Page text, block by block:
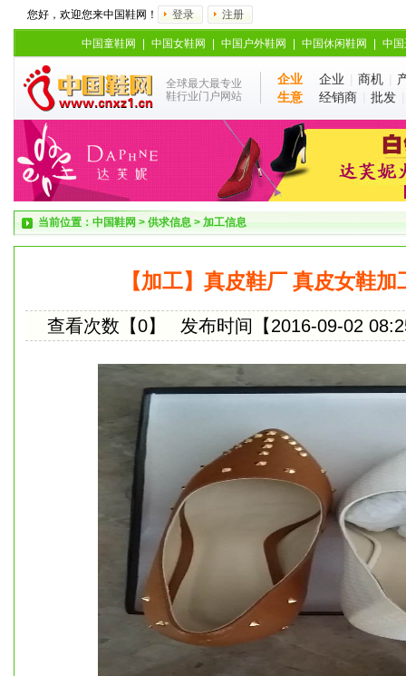
您好，欢迎您来中国鞋网！ 登录 注册
中国童鞋网 中国女鞋网 中国户外鞋网 中国休闲鞋网 中
全球最大最专业
鞋行业门户网站
企业
生意
企业 商机
经销商
批发
当前位置： 中国鞋网 > 供求信息 > 加工信息
【加工】真皮鞋厂 真皮女鞋
查看次数【0】 发布时间【2016-09-02